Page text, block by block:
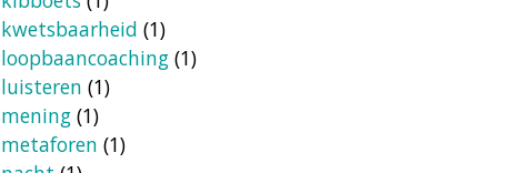
kwetsbaarheid (1)
loopbaancoaching (1)
luisteren (1)
mening (1)
metaforen (1)